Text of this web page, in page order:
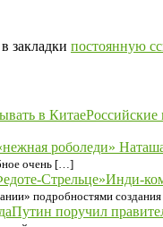
закладки постоянную
Российские
роболеди»
очень […]
Инди-
подробностями
Путин поручил